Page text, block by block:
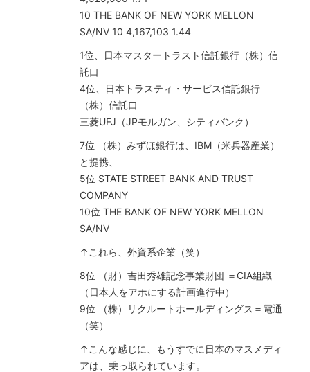
10 THE BANK OF NEW YORK MELLON
SA/NV 10 4,167,103 1.44
1位、日本マスタートラスト信託銀行（株）信
託口
4位、日本トラスティ・サービス信託銀行
（株）信託口
三菱UFJ（JPモルガン、シティバンク）
7位 （株）みずほ銀行は、IBM（米兵器産業）
と提携、
5位 STATE STREET BANK AND TRUST
COMPANY
10位 THE BANK OF NEW YORK MELLON
SA/NV
↑これら、外資系企業（笑）
8位 （財）吉田秀雄記念事業財団 ＝CIA組織
（日本人をアホにする計画進行中）
9位 （株）リクルートホールディングス＝電通
（笑）
↑こんな感じに、もうすでに日本のマスメディ
アは、乗っ取られています。